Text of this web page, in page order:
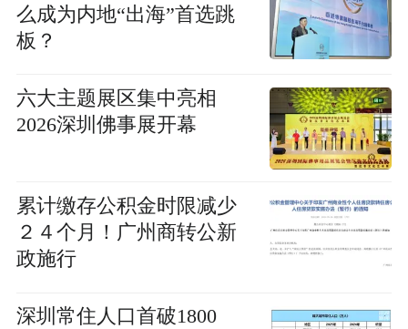
么成为内地“出海”首选跳
板？
六大主题展区集中亮相
2026深圳佛事展开幕
累计缴存公积金时限减少
２４个月！广州商转公新
政施行
深圳常住人口首破1800